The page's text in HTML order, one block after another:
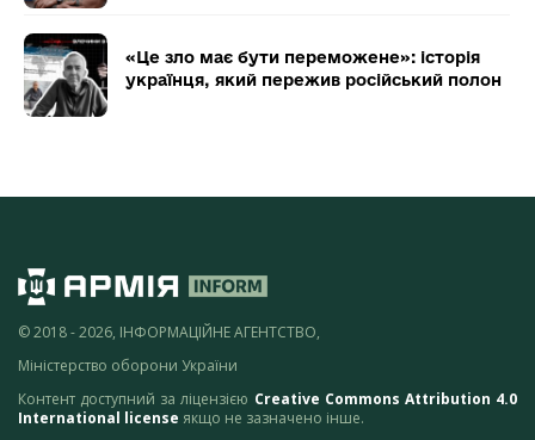
«Це зло має бути переможене»: історія
українця, який пережив російський полон
© 2018 - 2026, ІНФОРМАЦІЙНЕ АГЕНТСТВО,
Міністерство оборони України
Контент доступний за ліцензією Creative Commons Attribution 4.0
International license якщо не зазначено інше.